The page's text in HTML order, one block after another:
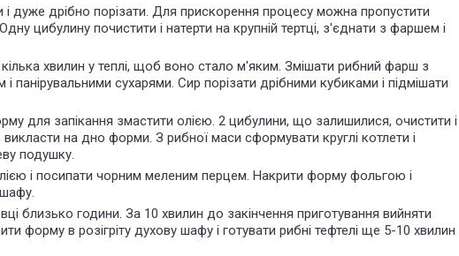
дуже дрібно порізати. Для прискорення процесу можна пропустити
цибулину почистити і натерти на крупній тертці, з'єднати з фаршем і
хвилин у теплі, щоб воно стало м'яким. Змішати рибний фарш з
панірувальними сухарями. Сир порізати дрібними кубиками і підмішати
для запікання змастити олією. 2 цибулини, що залишилися, очистити і
викласти на дно форми. З рибної маси сформувати круглі котлети і
подушку.
і посипати чорним меленим перцем. Накрити форму фольгою і
шафу.
близько години. За 10 хвилин до закінчення приготування вийняти
форму в розігріту духову шафу і готувати рибні тефтелі ще 5-10 хвилин